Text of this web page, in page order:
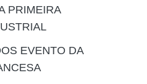
PRIMEIRA
EVENTO DA